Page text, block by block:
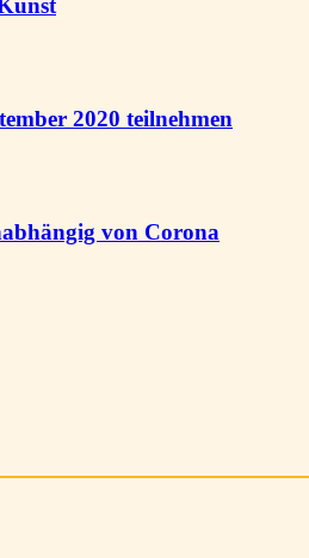
2020 teilnehmen
von Corona